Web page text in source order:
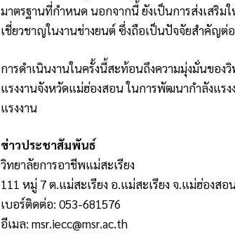
มาตรฐานที่กำหนด นอกจากนี้ ยังเป็นการส่งเสริ
เชี่ยวชาญในงานช่างยนต์ ซึ่งถือเป็นปัจจัยสำคัญ
การดำเนินงานในครั้งนี้สะท้อนถึงความมุ่งมั่นขอ
แรงงานจังหวัดแม่ฮ่องสอน ในการพัฒนากำลังแ
แรงงาน
ข่าวประชาสัมพันธ์
วิทยาลัยการอาชีพแม่สะเรียง
111 หมู่ 7 ต.แม่สะเรียง อ.แม่สะเรียง จ.แม่ฮ่องสอ
เบอร์ติดต่อ: 053-681576
อีเมล: msr.iecc@msr.ac.th